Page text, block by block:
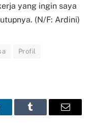
yang ingin saya
(N/F: Ardini)
Profil
Tumblr Email